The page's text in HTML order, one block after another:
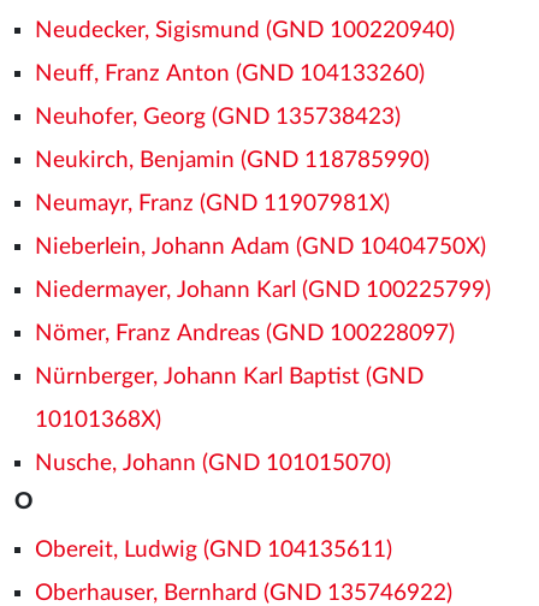
Neudecker, Sigismund (GND 100220940)
Neuff, Franz Anton (GND 104133260)
Neuhofer, Georg (GND 135738423)
Neukirch, Benjamin (GND 118785990)
Neumayr, Franz (GND 11907981X)
Nieberlein, Johann Adam (GND 10404750X)
Niedermayer, Johann Karl (GND 100225799)
Nömer, Franz Andreas (GND 100228097)
Nürnberger, Johann Karl Baptist (GND
10101368X)
Nusche, Johann (GND 101015070)
O
Obereit, Ludwig (GND 104135611)
Oberhauser, Bernhard (GND 135746922)